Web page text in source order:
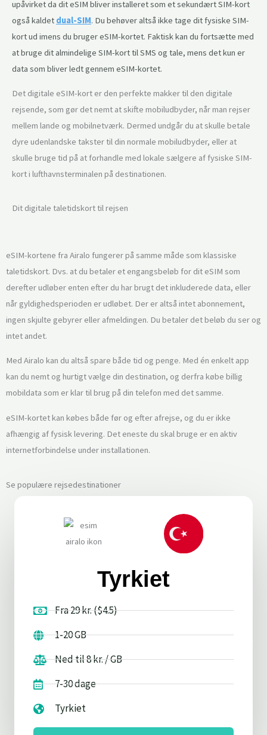
upåvirket da dit eSIM bliver installeret som et sekundært SIM-kort
også kaldet dual-SIM. Du behøver altså ikke tage dit fysiske SIM-
kort ud imens du bruger eSIM-kortet. Faktisk kan du fortsætte med
at bruge dit almindelige SIM-kort til SMS og tale, mens det kun er
data som bliver ledt gennem eSIM-kortet.
Det digitale eSIM-kort er den perfekte makker til den digitale
rejsende, som gør det nemt at skifte mobiludbyder, når man rejser
mellem lande og mobilnetværk. Dermed undgår du at skulle betale
dyre udenlandske takster til din normale mobiludbyder, eller at
skulle bruge tid på at forhandle med lokale sælgere af fysiske SIM-
kort i lufthavnsterminalen på destinationen.
Dit digitale taletidskort til rejsen
eSIM-kortene fra Airalo fungerer på samme måde som klassiske
taletidskort. Dvs. at du betaler et engangsbeløb for dit eSIM som
derefter udløber enten efter du har brugt det inkluderede data, eller
når gyldighedsperioden er udløbet. Der er altså intet abonnement,
ingen skjulte gebyrer eller afmeldingen. Du betaler det beløb du ser og
intet andet.
Med Airalo kan du altså spare både tid og penge. Med én enkelt app
kan du nemt og hurtigt vælge din destination, og derfra købe billig
mobildata som er klar til brug på din telefon med det samme.
eSIM-kortet kan købes både før og efter afrejse, og du er ikke
afhængig af fysisk levering. Det eneste du skal bruge er en aktiv
internetforbindelse under installationen.
Se populære rejsedestinationer
Tyrkiet
Fra 29 kr. ($4.5)
1-20 GB
Ned til 8 kr. / GB
7-30 dage
Tyrkiet